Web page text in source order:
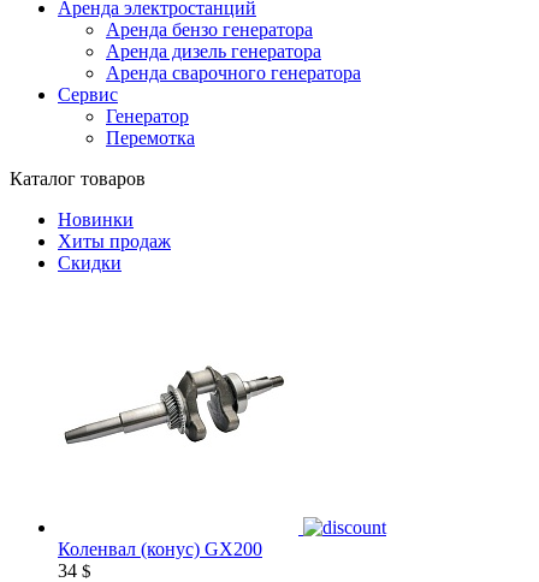
Аренда электростанций
Аренда бензо генератора
Аренда дизель генератора
Аренда сварочного генератора
Сервис
Генератор
Перемотка
Каталог товаров
Новинки
Хиты продаж
Скидки
Коленвал (конус) GX200
34 $